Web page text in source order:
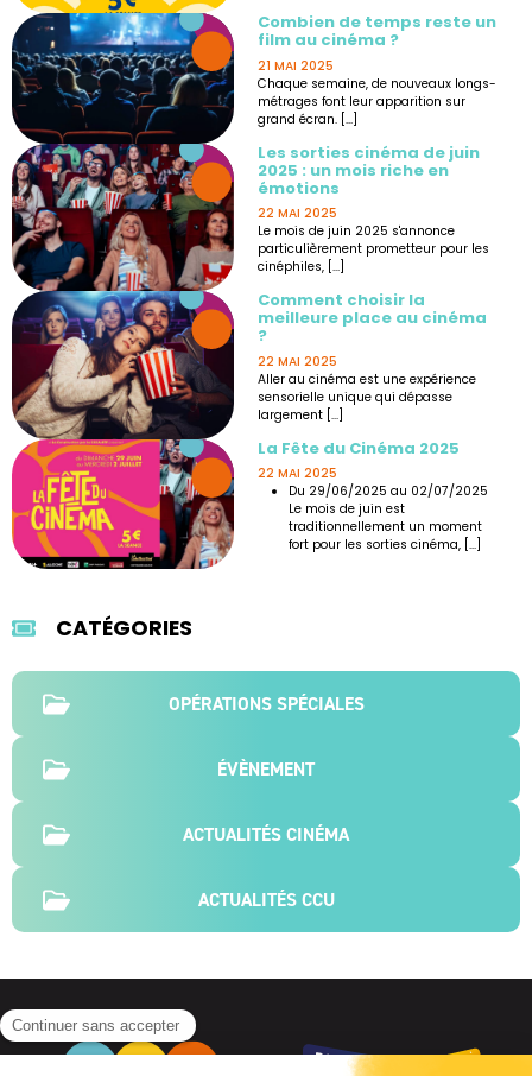
Combien de temps reste un
film au cinéma ?
21 MAI 2025
Chaque semaine, de nouveaux longs-
métrages font leur apparition sur
grand écran. [...]
Les sorties cinéma de juin
2025 : un mois riche en
émotions
22 MAI 2025
Le mois de juin 2025 s'annonce
particulièrement prometteur pour les
cinéphiles, [...]
Comment choisir la
meilleure place au cinéma
?
22 MAI 2025
Aller au cinéma est une expérience
sensorielle unique qui dépasse
largement [...]
La Fête du Cinéma 2025
22 MAI 2025
Du 29/06/2025 au 02/07/2025
Le mois de juin est
traditionnellement un moment
fort pour les sorties cinéma, [...]
CATÉGORIES
OPÉRATIONS SPÉCIALES
ÉVÈNEMENT
ACTUALITÉS CINÉMA
ACTUALITÉS CCU